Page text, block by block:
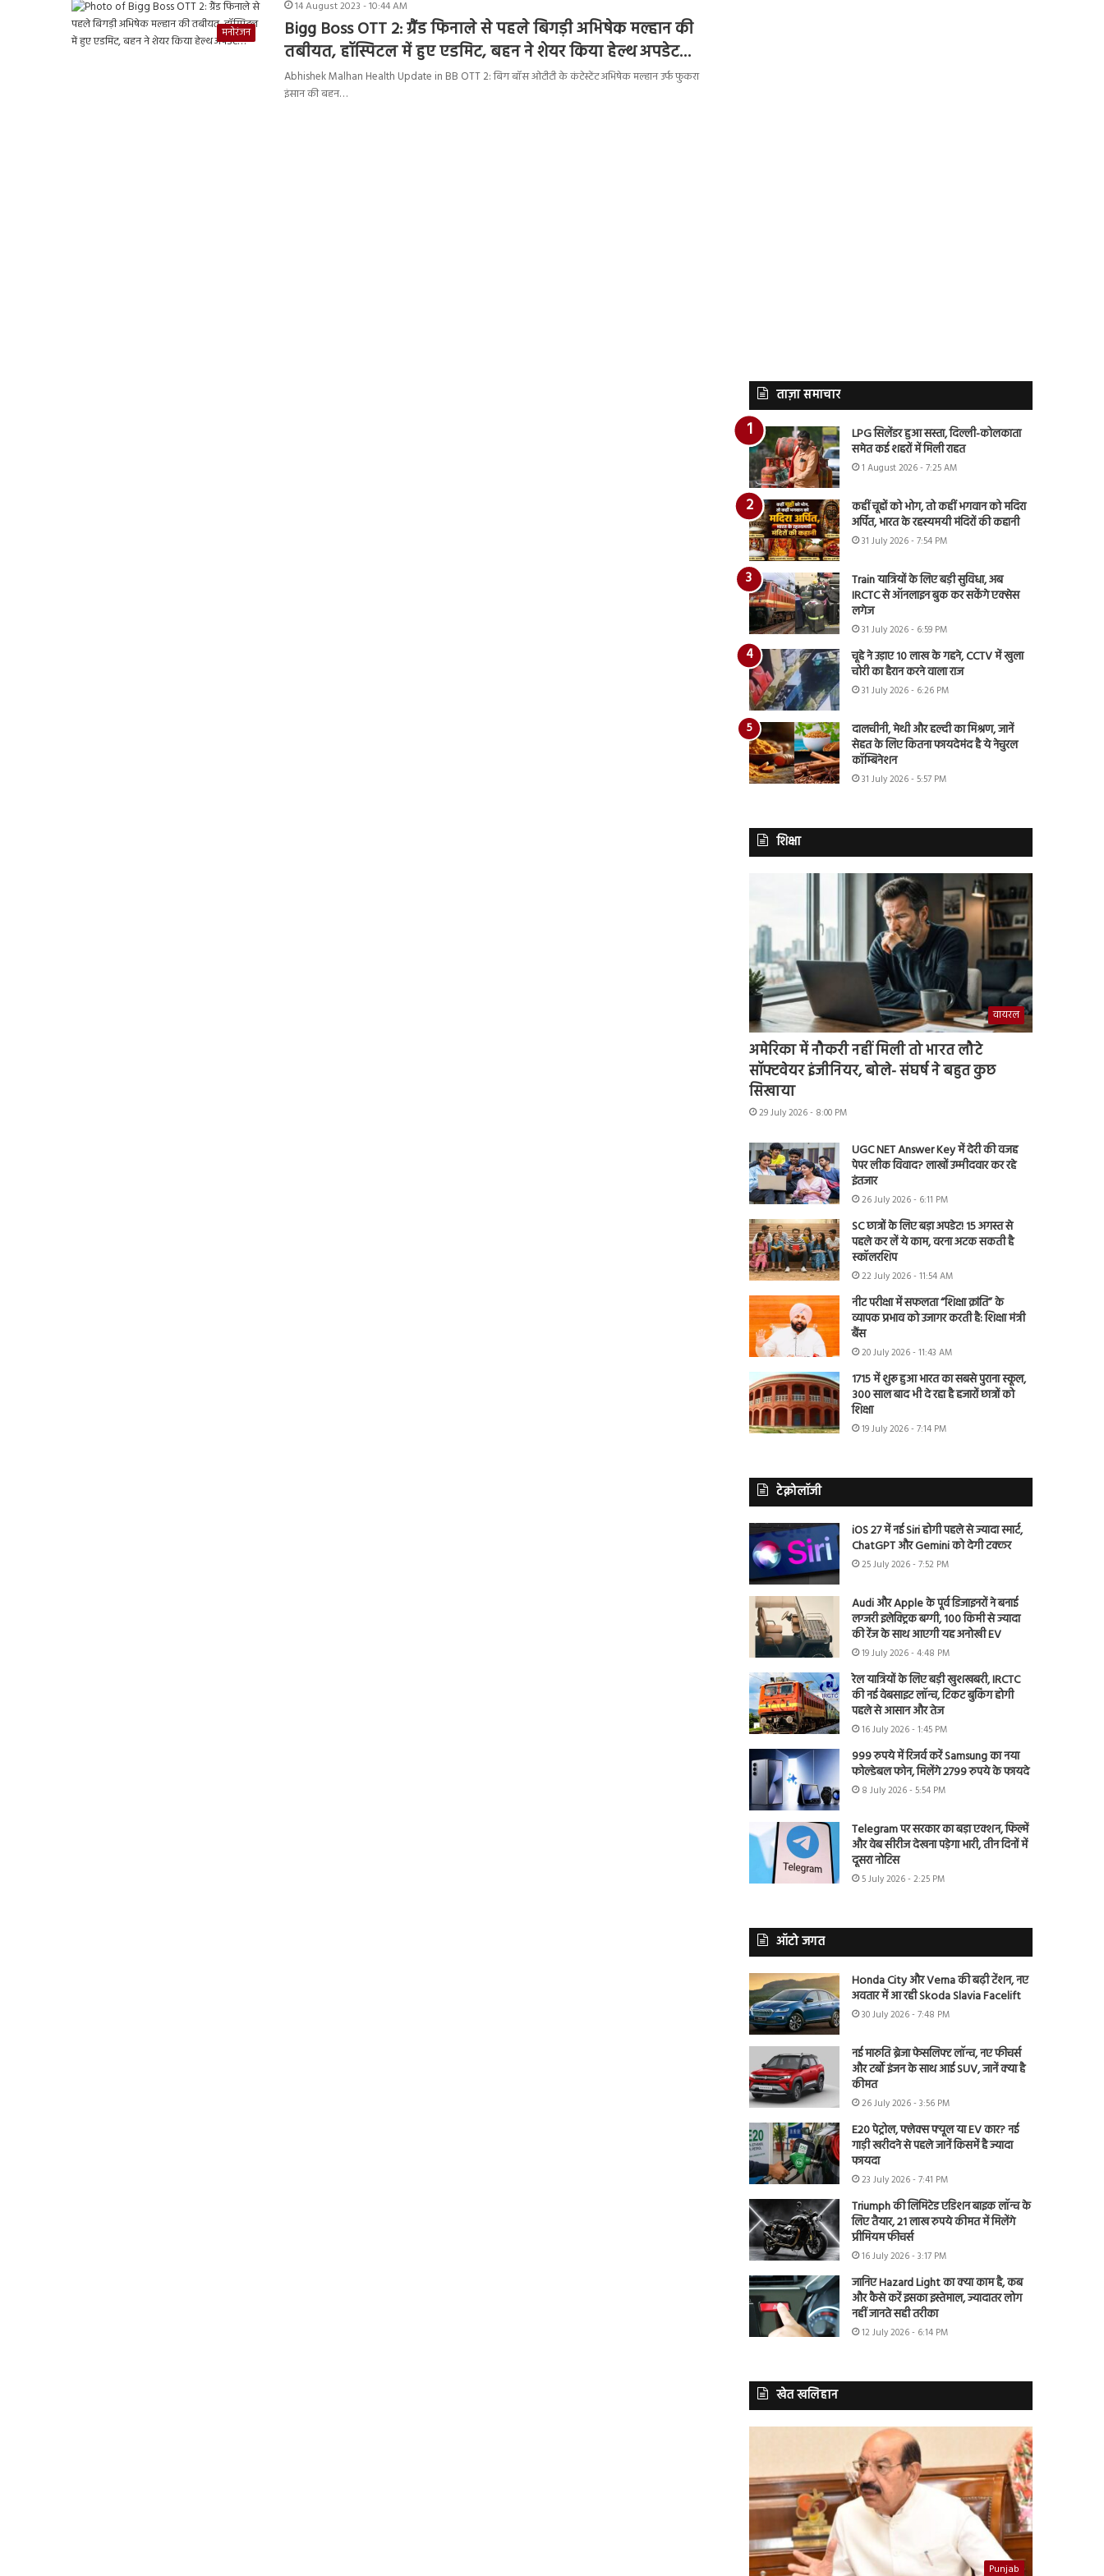
मनोरंजन
14 August 2023 - 10:44 AM
Bigg Boss OTT 2: ग्रैंड फिनाले से पहले बिगड़ी अभिषेक मल्हान की
तबीयत, हॉस्पिटल में हुए एडमिट, बहन ने शेयर किया हेल्थ अपडेट…
Abhishek Malhan Health Update in BB OTT 2: बिग बॉस ओटीटी के कंटेस्टेंट अभिषेक मल्हान उर्फ फुकरा
इंसान की बहन…
ताज़ा समाचार
LPG सिलेंडर हुआ सस्ता, दिल्ली-कोलकाता
समेत कई शहरों में मिली राहत
1 August 2026 - 7:25 AM
कहीं चूहों को भोग, तो कहीं भगवान को मदिरा
अर्पित, भारत के रहस्यमयी मंदिरों की कहानी
31 July 2026 - 7:54 PM
Train यात्रियों के लिए बड़ी सुविधा, अब
IRCTC से ऑनलाइन बुक कर सकेंगे एक्सेस
लगेज
31 July 2026 - 6:59 PM
चूहे ने उड़ाए 10 लाख के गहने, CCTV में खुला
चोरी का हैरान करने वाला राज
31 July 2026 - 6:26 PM
दालचीनी, मेथी और हल्दी का मिश्रण, जानें
सेहत के लिए कितना फायदेमंद है ये नेचुरल
कॉम्बिनेशन
31 July 2026 - 5:57 PM
शिक्षा
वायरल
अमेरिका में नौकरी नहीं मिली तो भारत लौटे
सॉफ्टवेयर इंजीनियर, बोले- संघर्ष ने बहुत कुछ
सिखाया
29 July 2026 - 8:00 PM
UGC NET Answer Key में देरी की वजह
पेपर लीक विवाद? लाखों उम्मीदवार कर रहे
इंतजार
26 July 2026 - 6:11 PM
SC छात्रों के लिए बड़ा अपडेट! 15 अगस्त से
पहले कर लें ये काम, वरना अटक सकती है
स्कॉलरशिप
22 July 2026 - 11:54 AM
नीट परीक्षा में सफलता “शिक्षा क्रांति” के
व्यापक प्रभाव को उजागर करती है: शिक्षा मंत्री
बैंस
20 July 2026 - 11:43 AM
1715 में शुरू हुआ भारत का सबसे पुराना स्कूल,
300 साल बाद भी दे रहा है हजारों छात्रों को
शिक्षा
19 July 2026 - 7:14 PM
टेक्नोलॉजी
iOS 27 में नई Siri होगी पहले से ज्यादा स्मार्ट,
ChatGPT और Gemini को देगी टक्कर
25 July 2026 - 7:52 PM
Audi और Apple के पूर्व डिजाइनरों ने बनाई
लग्जरी इलेक्ट्रिक बग्गी, 100 किमी से ज्यादा
की रेंज के साथ आएगी यह अनोखी EV
19 July 2026 - 4:48 PM
रेल यात्रियों के लिए बड़ी खुशखबरी, IRCTC
की नई वेबसाइट लॉन्च, टिकट बुकिंग होगी
पहले से आसान और तेज
16 July 2026 - 1:45 PM
999 रुपये में रिजर्व करें Samsung का नया
फोल्डेबल फोन, मिलेंगे 2799 रुपये के फायदे
8 July 2026 - 5:54 PM
Telegram पर सरकार का बड़ा एक्शन, फिल्में
और वेब सीरीज देखना पड़ेगा भारी, तीन दिनों में
दूसरा नोटिस
5 July 2026 - 2:25 PM
ऑटो जगत
Honda City और Verna की बढ़ी टेंशन, नए
अवतार में आ रही Skoda Slavia Facelift
30 July 2026 - 7:48 PM
नई मारुति ब्रेजा फेसलिफ्ट लॉन्च, नए फीचर्स
और टर्बो इंजन के साथ आई SUV, जानें क्या है
कीमत
26 July 2026 - 3:56 PM
E20 पेट्रोल, फ्लेक्स फ्यूल या EV कार? नई
गाड़ी खरीदने से पहले जानें किसमें है ज्यादा
फायदा
23 July 2026 - 7:41 PM
Triumph की लिमिटेड एडिशन बाइक लॉन्च के
लिए तैयार, 21 लाख रुपये कीमत में मिलेंगे
प्रीमियम फीचर्स
16 July 2026 - 3:17 PM
जानिए Hazard Light का क्या काम है, कब
और कैसे करें इसका इस्तेमाल, ज्यादातर लोग
नहीं जानते सही तरीका
12 July 2026 - 6:14 PM
खेत खलिहान
Punjab